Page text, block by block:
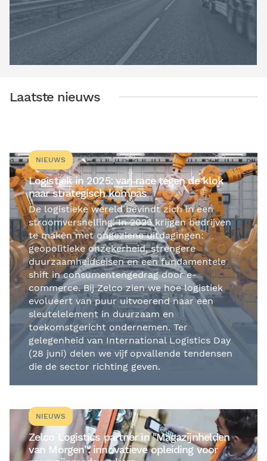
Laatste nieuws
NIEUWS
Logistiek in 2025: van race tegen de klok
naar strategisch kompas
De logistieke wereld bevindt zich in een
stroomversnelling. In 2025 krijgen bedrijven
te maken met ongeziene uitdagingen:
geopolitieke onzekerheid, strengere
duurzaamheidseisen en een fundamentele
shift in consumentengedrag door e-
commerce. Bij Zelco zien we hoe logistiek
evolueert van puur uitvoerend naar een
sleutelelement in duurzaam en
toekomstgericht ondernemen. Ter
gelegenheid van International Logistics Day
(28 juni) delen we vijf opvallende tendensen
die de sector richting geven.
NIEUWS
Zelco Logistics partner in "Magazijnhelden
van Morgen": innovatieve opleiding voor